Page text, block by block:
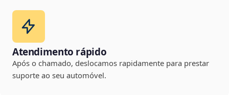
Atendimento rápido
Após o chamado, deslocamos rapidamente para prestar
suporte ao seu automóvel.